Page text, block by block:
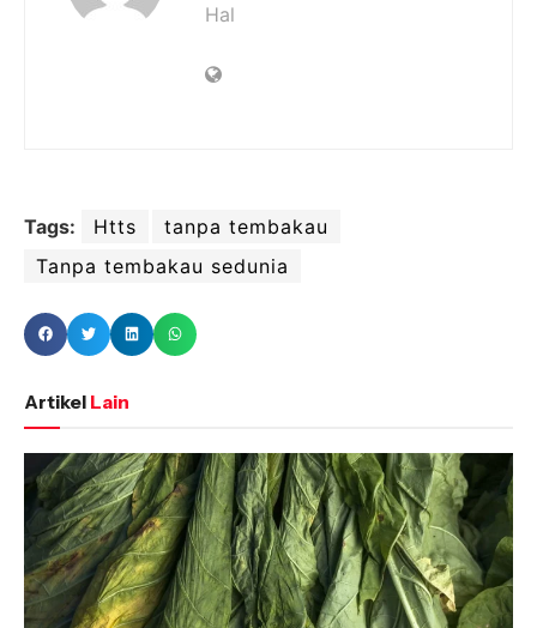
Hal
Tags: Htts
tanpa tembakau
Tanpa tembakau sedunia
Artikel Lain